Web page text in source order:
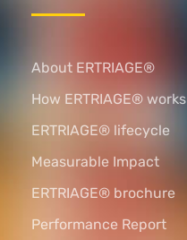
About ERTRIAGE®
How ERTRIAGE® works
ERTRIAGE® lifecycle
Measurable Impact
ERTRIAGE® brochure
Performance Report